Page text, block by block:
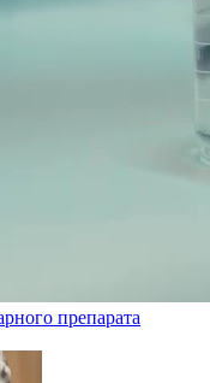
препарата